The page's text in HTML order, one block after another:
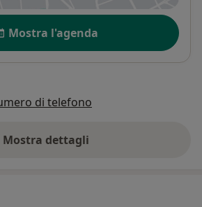
Mostra l'agenda
di telefono
Mostra dettagli
sull'indirizzo